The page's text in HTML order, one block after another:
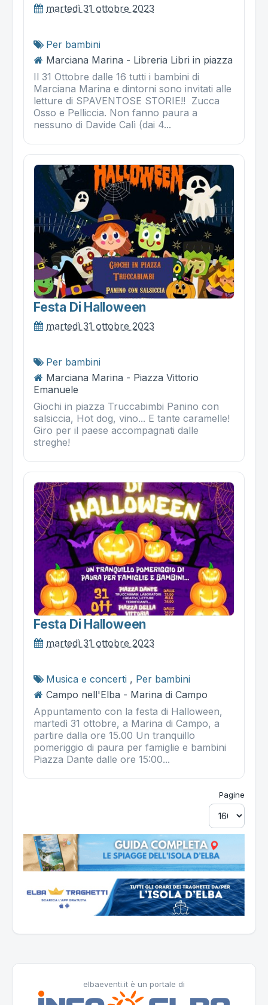
martedì 31 ottobre 2023
Per bambini
Marciana Marina - Libreria Libri in piazza
Il 31 Ottobre dalle 16 tutti i bambini di
Marciana Marina e dintorni sono invitati alle
letture di SPAVENTOSE STORIE!! Zucca
Osso e Pelliccia. Non fanno paura a
nessuno di Davide Calì (dai 4...
Festa Di Halloween
martedì 31 ottobre 2023
Per bambini
Marciana Marina - Piazza Vittorio
Emanuele
Giochi in piazza Truccabimbi Panino con
salsiccia, Hot dog, vino... E tante caramelle!
Giro per il paese accompagnati dalle
streghe!
Festa Di Halloween
martedì 31 ottobre 2023
Musica e concerti , Per bambini
Campo nell'Elba - Marina di Campo
Appuntamento con la festa di Halloween,
martedì 31 ottobre, a Marina di Campo, a
partire dalla ore 15.00 Un tranquillo
pomeriggio di paura per famiglie e bambini
Piazza Dante dalle ore 15:00...
Pagine
elbaeventi.it è un portale di